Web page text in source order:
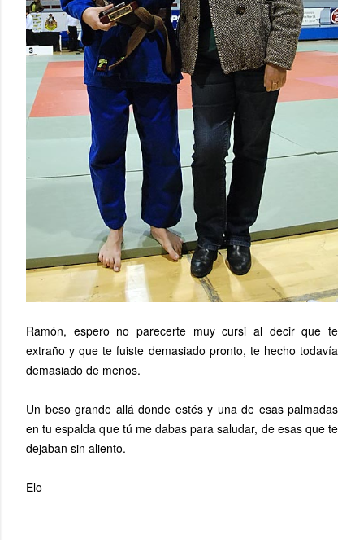
Ramón, espero no parecerte muy cursi al decir que te
extraño y que te fuiste demasiado pronto, te hecho todavía
demasiado de menos.
Un beso grande allá donde estés y una de esas palmadas
en tu espalda que tú me dabas para saludar, de esas que te
dejaban sin aliento.
Elo